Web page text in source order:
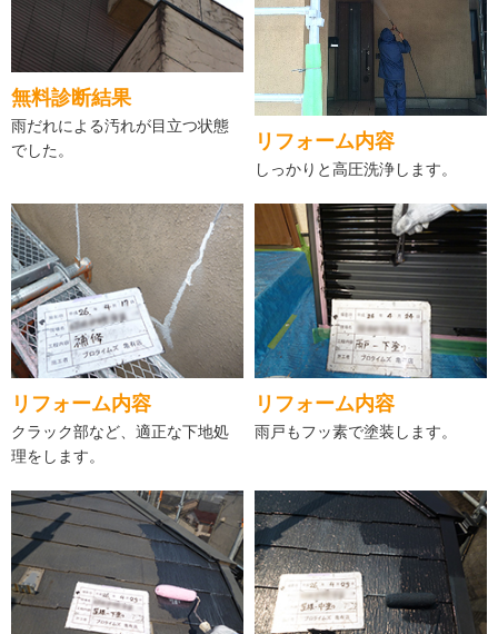
無料診断結果
雨だれによる汚れが目立つ状態
でした。
リフォーム内容
しっかりと高圧洗浄します。
リフォーム内容
クラック部など、適正な下地処
理をします。
リフォーム内容
雨戸もフッ素で塗装します。